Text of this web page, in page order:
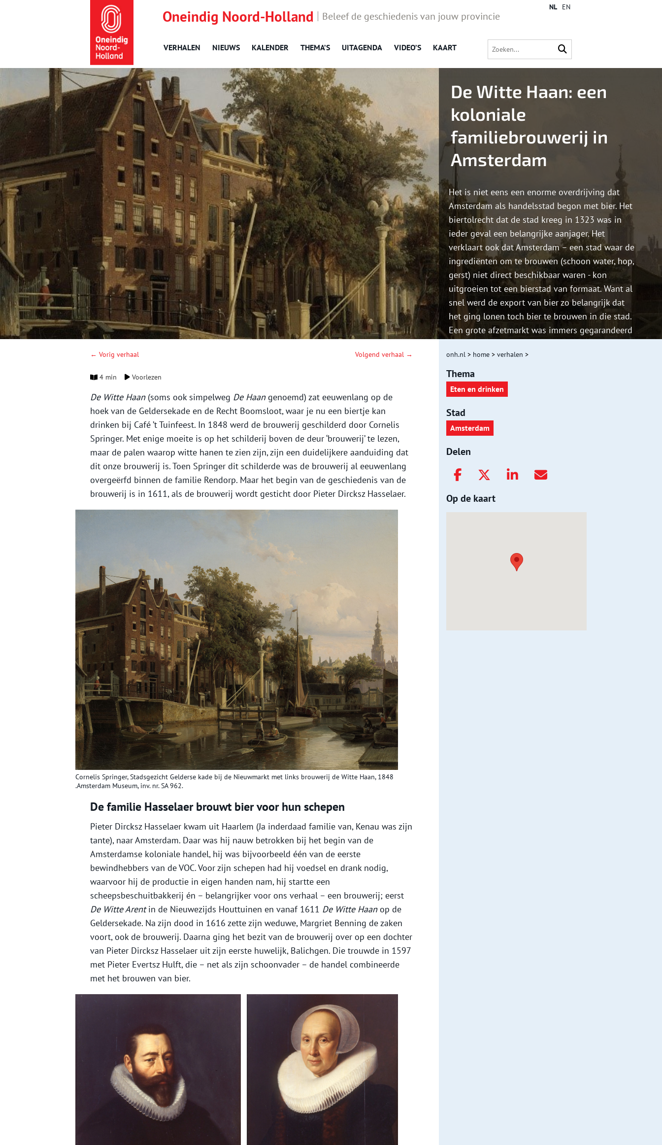
Oneindig Noord-Holland Beleef de geschiedenis van jouw provincie
VERHALEN NIEUWS KALENDER THEMA’S UITAGENDA VIDEO’S KAART
NL EN
De Witte Haan: een
koloniale
familiebrouwerij in
Amsterdam
Het is niet eens een enorme overdrijving dat
Amsterdam als handelsstad begon met bier. Het
biertolrecht dat de stad kreeg in 1323 was in
ieder geval een belangrijke aanjager. Het
verklaart ook dat Amsterdam – een stad waar de
ingrediënten om te brouwen (schoon water, hop,
gerst) niet direct beschikbaar waren - kon
uitgroeien tot een bierstad van formaat. Want al
snel werd de export van bier zo belangrijk dat
het ging lonen toch bier te brouwen in die stad.
Een grote afzetmarkt was immers gegarandeerd
voorbeeld van een brouwerij die bij uitstek voor
de export werkte was brouwerij de Witte Haan.
← Vorig verhaal Volgend verhaal →
4 min Voorlezen
De Witte Haan(soms ook simpelweg De Haangenoemd) zat eeuwenlang op de
hoek van de Geldersekade en de Recht Boomsloot, waar je nu een biertje kan
drinken bij Café ’t Tuinfeest. In 1848 werd de brouwerij geschilderd door Cornelis
Springer. Met enige moeite is op het schilderij boven de deur ‘brouwerij’ te lezen,
maar de palen waarop witte hanen te zien zijn, zijn een duidelijkere aanduiding dat
dit onze brouwerij is. Toen Springer dit schilderde was de brouwerij al eeuwenlang
overgeërfd binnen de familie Rendorp. Maar het begin van de geschiedenis van de
brouwerij is in 1611, als de brouwerij wordt gesticht door Pieter Dircksz Hasselaer.
Cornelis Springer, Stadsgezicht Gelderse kade bij de Nieuwmarkt met links brouwerij de Witte Haan, 1848
.Amsterdam Museum, inv. nr. SA 962.
De familie Hasselaer brouwt bier voor hun schepen
Pieter Dircksz Hasselaer kwam uit Haarlem (Ja inderdaad familie van, Kenau was zijn
tante), naar Amsterdam. Daar was hij nauw betrokken bij het begin van de
Amsterdamse koloniale handel, hij was bijvoorbeeld één van de eerste
bewindhebbers van de VOC. Voor zijn schepen had hij voedsel en drank nodig,
waarvoor hij de productie in eigen handen nam, hij startte een
scheepsbeschuitbakkerij én – belangrijker voor ons verhaal – een brouwerij; eerst
De Witte Arentin de Nieuwezijds Houttuinen en vanaf 1611 De Witte Haanop de
Geldersekade. Na zijn dood in 1616 zette zijn weduwe, Margriet Benning de zaken
voort, ook de brouwerij. Daarna ging het bezit van de brouwerij over op een dochter
van Pieter Dircksz Hasselaer uit zijn eerste huwelijk, Balichgen. Die trouwde in 1597
met Pieter Evertsz Hulft, die – net als zijn schoonvader – de handel combineerde
met het brouwen van bier.
onh.nl > home > verhalen >
Thema
Eten en drinken
Stad
Amsterdam
Delen
Op de kaart